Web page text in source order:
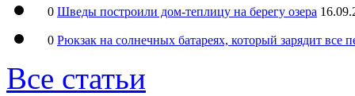
0 Шведы построили дом-теплицу на берегу озера
0 Рюкзак на солнечных батареях, который зарядит все
Все статьи